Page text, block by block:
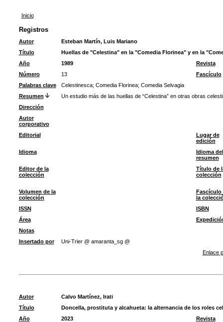
Inicio
Registros
Autor
Esteban Martín, Luis Mariano
Título
Huellas de "Celestina" en la "Comedia Florinea" y en la
Año
1989
Revista
Número
13
Fascículo
Palabras clave
Celestinesca; Comedia Florinea; Comedia Selvagia
Resumen
Un estudio más de las huellas de “Celestina” en otras obras
Dirección
Autor
corporativo
Editorial
Lugar de
edición
Idioma
Idioma del
resumen
Editor de la
colección
Título de
colección
Volumen de la
colección
Fascículo
la
ISSN
ISBN
Área
Notas
Insertado por
Uni-Trier @ amaranta_sg @
Enlace
Autor
Calvo Martínez, Irati
Título
Doncella, prostituta y alcahueta: la alternancia de los roles
Año
2023
Revista